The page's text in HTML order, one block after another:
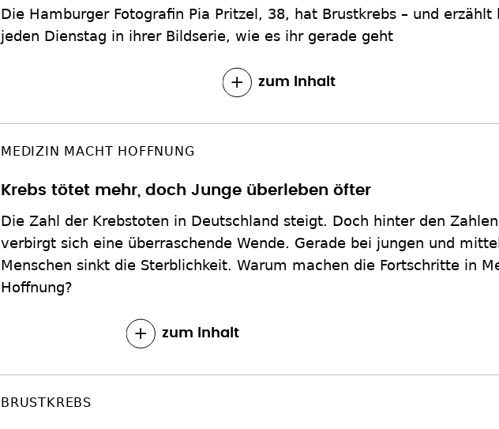
Die Hamburger Fotografin Pia Pritzel, 38, hat Brustkrebs – und erzählt
jeden Dienstag in ihrer Bildserie, wie es ihr gerade geht
zum Inhalt
MEDIZIN MACHT HOFFNUNG
Krebs tötet mehr, doch Junge überleben öfter
Die Zahl der Krebstoten in Deutschland steigt. Doch hinter den Zahlen
verbirgt sich eine überraschende Wende. Gerade bei jungen und
Menschen sinkt die Sterblichkeit. Warum machen die Fortschritte in
Hoffnung?
zum Inhalt
BRUSTKREBS